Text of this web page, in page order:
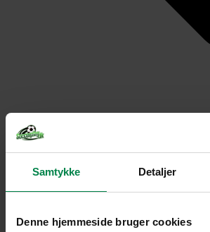
Samtykke Detaljer
Denne hjemmeside bruger cookies